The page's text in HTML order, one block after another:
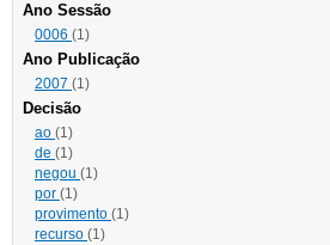
Ano Sessão
0006 (1)
Ano Publicação
2007 (1)
Decisão
ao (1)
de (1)
negou (1)
por (1)
provimento (1)
recurso (1)